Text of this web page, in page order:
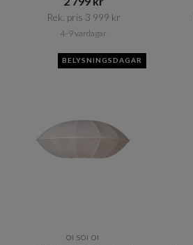
Rek. pris 3 999 kr​​
4-9 vardagar
BELYSNINGSDAGAR
OI SOI OI